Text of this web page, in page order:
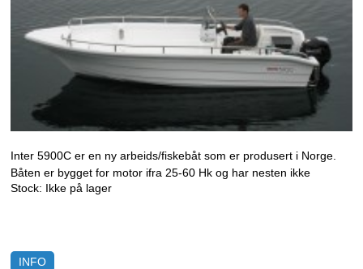
Inter 5900C er en ny arbeids/fiskebåt som er produsert i Norge.
Båten er bygget for motor ifra 25-60 Hk og har nesten ikke
planingsterskel.
Stock: Ikke på lager
INFO